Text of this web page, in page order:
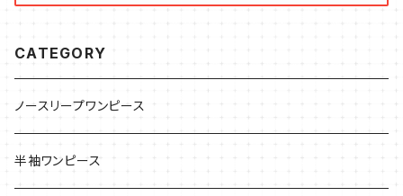
CATEGORY
ノースリープワンピース
半袖ワンピース